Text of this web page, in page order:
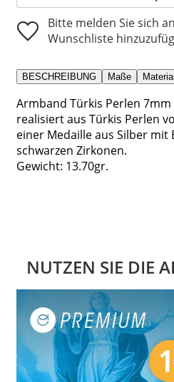
Bitte melden Sie sich
Wunschliste
BESCHREIBUNG Maße
Armband Türkis Perlen
realisiert aus Türkis Perlen
einer Medaille aus Silber mit
schwarzen Zirkonen.
Gewicht: 13.70gr.
NUTZEN SIE DIE